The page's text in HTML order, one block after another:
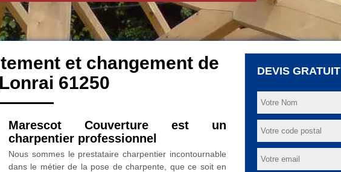
et changement de
61250
Marescot Couverture est un
charpentier professionnel
Nous sommes le prestataire charpentier incontournable
dans le métier de la pose de charpente, que ce soit en
DEVIS GRATUIT